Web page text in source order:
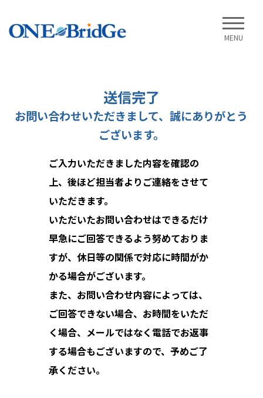
MENU
送信完了
お問い合わせいただきまして、誠にありがとう
ございます。
ご入力いただきました内容を確認の
上、後ほど担当者よりご連絡をさせて
いただきます。
いただいたお問い合わせはできるだけ
早急にご回答できるよう努めておりま
すが、休日等の関係で対応に時間がか
かる場合がございます。
また、お問い合わせ内容によっては、
ご回答できない場合、お時間をいただ
く場合、メールではなく電話でお返事
する場合もございますので、予めご了
承ください。